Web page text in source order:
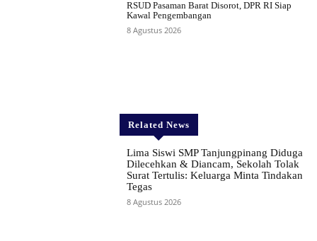
RSUD Pasaman Barat Disorot, DPR RI Siap
Kawal Pengembangan
8 Agustus 2026
Related News
Lima Siswi SMP Tanjungpinang Diduga
Dilecehkan & Diancam, Sekolah Tolak
Surat Tertulis: Keluarga Minta Tindakan
Tegas
8 Agustus 2026